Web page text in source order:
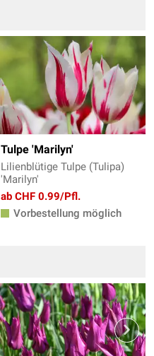
Tulpe 'Marilyn'
Lilienblütige Tulpe (Tulipa)
'Marilyn'
ab CHF 0.99/Pfl.
Vorbestellung möglich